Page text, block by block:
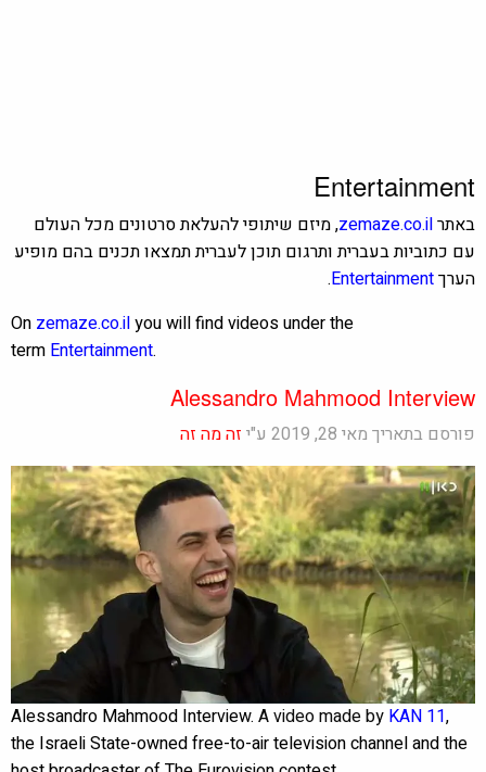
Entertainment
באתרzemaze.co.il, מיזם שיתופי להעלאת סרטונים מכל העולם
עם כתוביות בעברית ותרגום תוכן לעברית תמצאו תכנים בהם מופיע
הערךEntertainment
.
Onzemaze.co.ilyou will find videos under the
termEntertainment
Alessandro Mahmood Interview
פורסם בתאריך מאי 28, 2019 ע"י זה מה זה
Alessandro Mahmood Interview.A video made byKAN 11
the Israeli State-owned free-to-air television channel and the